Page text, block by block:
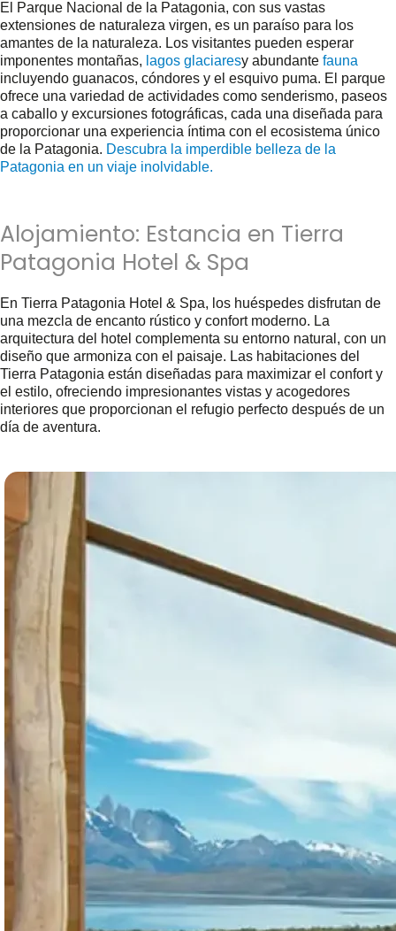
El Parque Nacional de la Patagonia, con sus vastas
extensiones de naturaleza virgen, es un paraíso para los
amantes de la naturaleza. Los visitantes pueden esperar
imponentes montañas, lagos glaciaresy abundante fauna
incluyendo guanacos, cóndores y el esquivo puma. El parque
ofrece una variedad de actividades como senderismo, paseos
a caballo y excursiones fotográficas, cada una diseñada para
proporcionar una experiencia íntima con el ecosistema único
de la Patagonia. Descubra la imperdible belleza de la
Patagonia en un viaje inolvidable.
Alojamiento: Estancia en Tierra
Patagonia Hotel & Spa
En Tierra Patagonia Hotel & Spa, los huéspedes disfrutan de
una mezcla de encanto rústico y confort moderno. La
arquitectura del hotel complementa su entorno natural, con un
diseño que armoniza con el paisaje. Las habitaciones del
Tierra Patagonia están diseñadas para maximizar el confort y
el estilo, ofreciendo impresionantes vistas y acogedores
interiores que proporcionan el refugio perfecto después de un
día de aventura.